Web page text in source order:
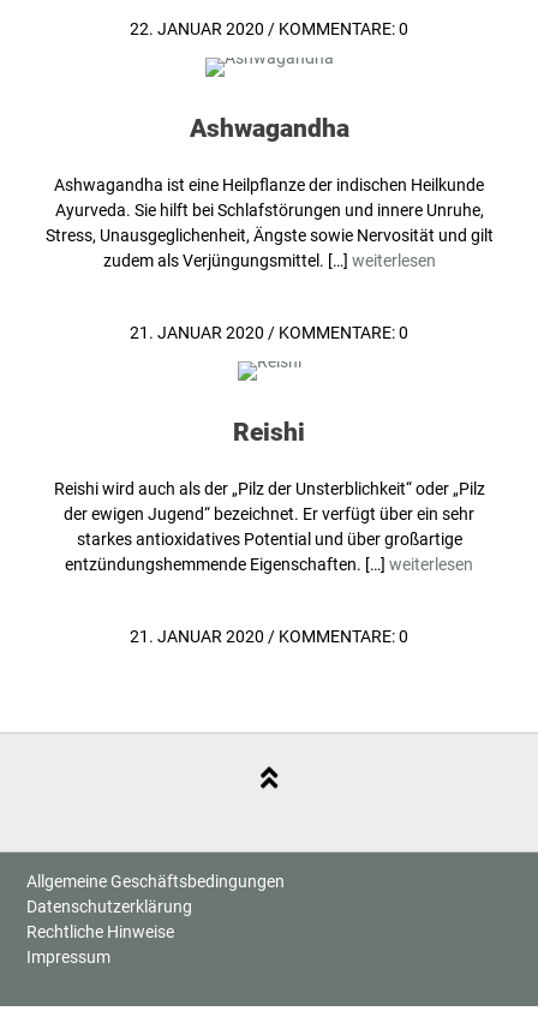
22. JANUAR 2020 / KOMMENTARE: 0
Ashwagandha
Ashwagandha ist eine Heilpflanze der indischen Heilkunde
Ayurveda. Sie hilft bei Schlafstörungen und innere Unruhe,
Stress, Unausgeglichenheit, Ängste sowie Nervosität und gilt
zudem als Verjüngungsmittel. […] weiterlesen
21. JANUAR 2020 / KOMMENTARE: 0
Reishi
Reishi wird auch als der „Pilz der Unsterblichkeit“ oder „Pilz
der ewigen Jugend“ bezeichnet. Er verfügt über ein sehr
starkes antioxidatives Potential und über großartige
entzündungshemmende Eigenschaften. […] weiterlesen
21. JANUAR 2020 / KOMMENTARE: 0
Allgemeine Geschäftsbedingungen
Datenschutzerklärung
Rechtliche Hinweise
Impressum